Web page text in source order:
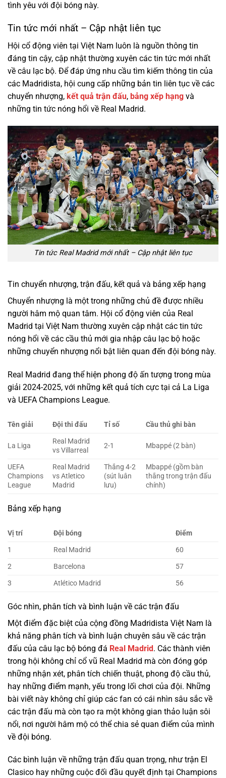
tình yêu với đội bóng này.
Tin tức mới nhất – Cập nhật liên tục
Hội cổ động viên tại Việt Nam luôn là nguồn thông tin
đáng tin cậy, cập nhật thường xuyên các tin tức mới nhất
về câu lạc bộ. Để đáp ứng nhu cầu tìm kiếm thông tin của
các Madridista, hội cung cấp những bản tin liên tục về các
chuyển nhượng, kết quả trận đấu, bảng xếp hạng và
những tin tức nóng hổi về Real Madrid.
Tin tức Real Madrid mới nhất – Cập nhật liên tục
Tin chuyển nhượng, trận đấu, kết quả và bảng xếp hạng
Chuyển nhượng là một trong những chủ đề được nhiều
người hâm mộ quan tâm. Hội cổ động viên của Real
Madrid tại Việt Nam thường xuyên cập nhật các tin tức
nóng hổi về các cầu thủ mới gia nhập câu lạc bộ hoặc
những chuyển nhượng nổi bật liên quan đến đội bóng này.
Real Madrid đang thể hiện phong độ ấn tượng trong mùa
giải 2024-2025, với những kết quả tích cực tại cả La Liga
và UEFA Champions League.
Tên giải Đội thi đấu Tỉ số Cầu thủ ghi bàn
La Liga
Real Madrid
vs Villarreal
2-1 Mbappé (2 bàn)
UEFA
Champions
League
Real Madrid
vs Atletico
Madrid
Thắng 4-2
(sút luân
lưu)
Mbappé (gồm bàn
thắng trong trận đấu
chính)
Bảng xếp hạng
Vị trí Đội bóng
Điểm
1
Real Madrid
60
2
Barcelona
57
3
Atlético Madrid 56
Góc nhìn, phân tích và bình luận về các trận đấu
Một điểm đặc biệt của cộng đồng Madridista Việt Nam là
khả năng phân tích và bình luận chuyên sâu về các trận
đấu của câu lạc bộ bóng đá Real Madrid. Các thành viên
trong hội không chỉ cổ vũ Real Madrid mà còn đóng góp
những nhận xét, phân tích chiến thuật, phong độ cầu thủ,
hay những điểm mạnh, yếu trong lối chơi của đội. Những
bài viết này không chỉ giúp các fan có cái nhìn sâu sắc về
các trận đấu mà còn tạo ra một không gian thảo luận sôi
nổi, nơi người hâm mộ có thể chia sẻ quan điểm của mình
về đội bóng.
Các bình luận về những trận đấu quan trọng, như trận El
Clasico hay những cuộc đối đầu quyết định tại Champions